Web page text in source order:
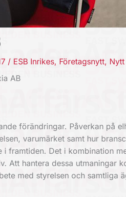
/ ESB Inrikes, Företagsnytt,
AB
förändringar. Påverkan på
varumärket samt hur
i framtiden. Det i kombination
Att hantera dessa utmaningar
med styrelsen och samtliga